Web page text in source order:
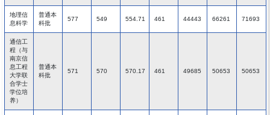
地理信
息科学
普通本
科批
577 549 554.71 461 44443 66261 71693
通信工
程（与
南京信
息工程
大学联
合学士
学位培
养）
普通本
科批
571 570 570.17 461 49685 50653 50653